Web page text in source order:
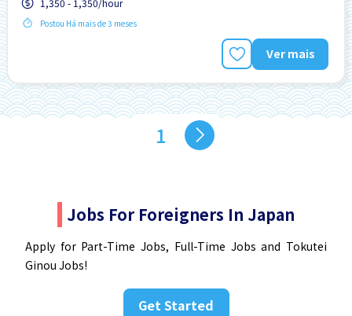
Preferência por Mulheres
Postou Há mais de 3 meses
Ver mais
1
Jobs For Foreigners In Japan
Apply for Part-Time Jobs, Full-Time Jobs and Tokutei
Ginou Jobs!
Get Started